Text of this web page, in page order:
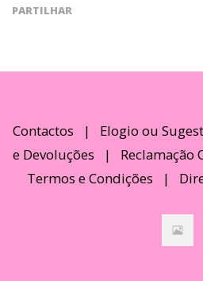
PARTILHAR
Contactos | Elogio ou
e Devoluções | Reclamação
Termos e Condições |